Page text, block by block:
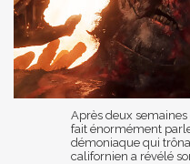
Après deux
fait énormément
démoniaque qui
californien a révélé